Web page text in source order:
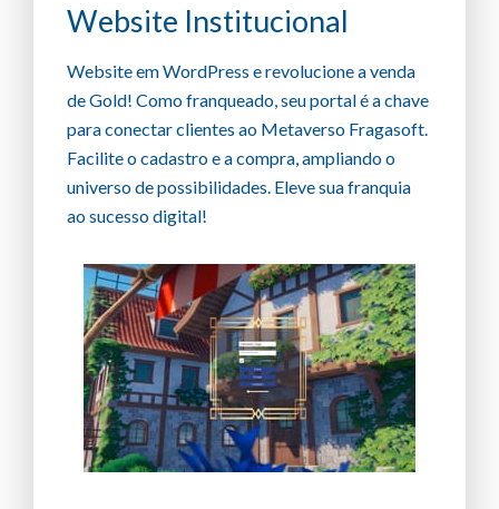
Website Institucional
Website em WordPress e revolucione a venda
de Gold! Como franqueado, seu portal é a chave
para conectar clientes ao Metaverso Fragasoft.
Facilite o cadastro e a compra, ampliando o
universo de possibilidades. Eleve sua franquia
ao sucesso digital!